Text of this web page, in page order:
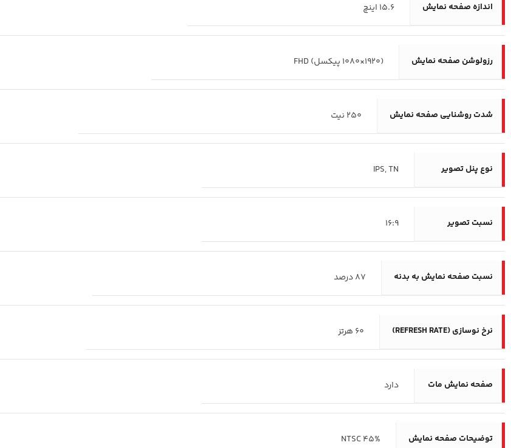
اندازه صفحه نمایش 15.6 اینچ
رزولوشن صفحه نمایش (1920×1080 پیکسل) FHD
شدت روشنایی صفحه نمایش 250 نیت
نوع پنل تصویر IPS, TN
نسبت تصویر 16:9
نسبت صفحه‌ نمایش به بدنه 87 درصد
نرخ نوسازی (REFRESH RATE) 60 هرتز
صفحه نمایش مات دارد
توضیحات صفحه نمایش 45% NTSC